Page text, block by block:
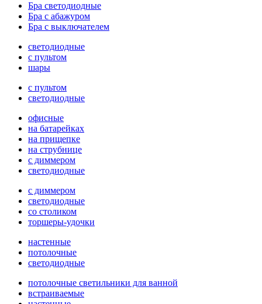
Бра светодиодные
Бра с абажуром
Бра с выключателем
светодиодные
с пультом
шары
с пультом
светодиодные
офисные
на батарейках
на прищепке
на струбнице
с диммером
светодиодные
с диммером
светодиодные
со столиком
торшеры-удочки
настенные
потолочные
светодиодные
потолочные светильники для ванной
встраиваемые